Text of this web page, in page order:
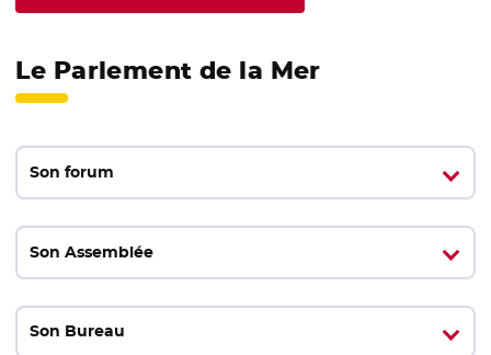
Le Parlement de la Mer
Son forum
Son Assemblée
Son Bureau